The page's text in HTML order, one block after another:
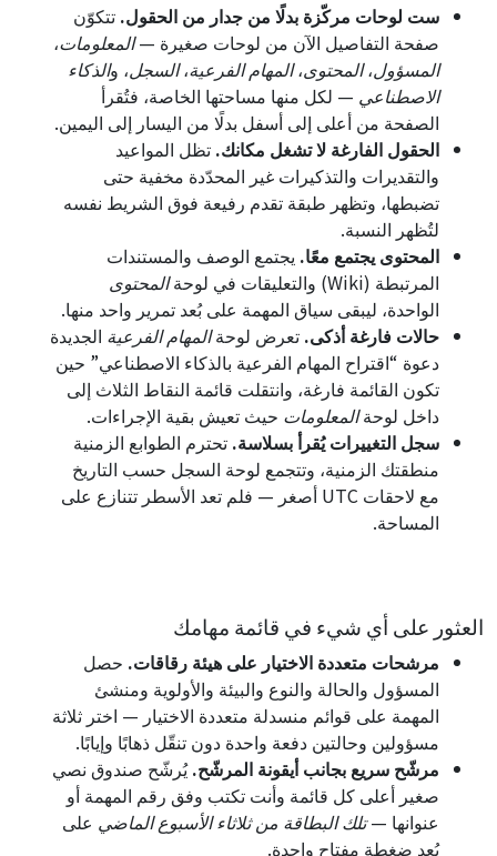
ست لوحات مركّزة بدلًا من جدار من الحقول. تتكوّن
صفحة التفاصيل الآن من لوحات صغيرة —المعلومات،
المسؤول،المحتوى،المهام الفرعية،السجل، والذكاء
الاصطناعي — لكل منها مساحتها الخاصة، فتُقرأ
الصفحة من أعلى إلى أسفل بدلًا من اليسار إلى اليمين.
الحقول الفارغة لا تشغل مكانك. تظل المواعيد
والتقديرات والتذكيرات غير المحدّدة مخفية حتى
تضبطها، وتظهر طبقة تقدم رفيعة فوق الشريط نفسه
لتُظهر النسبة.
المحتوى يجتمع معًا. يجتمع الوصف والمستندات
المرتبطة (Wiki) والتعليقات في لوحة
المحتوى
الواحدة، ليبقى سياق المهمة على بُعد تمرير واحد منها.
حالات فارغة أذكى. تعرض لوحةالمهام الفرعية الجديدة
دعوة “اقتراح المهام الفرعية بالذكاء الاصطناعي” حين
تكون القائمة فارغة، وانتقلت قائمة النقاط الثلاث إلى
داخل لوحةالمعلومات حيث تعيش بقية الإجراءات.
سجل التغييرات يُقرأ بسلاسة. تحترم الطوابع الزمنية
منطقتك الزمنية، وتتجمع لوحة السجل حسب التاريخ
مع لاحقات UTC أصغر — فلم تعد الأسطر تتنازع على
المساحة.
العثور على أي شيء في قائمة مهامك
مرشحات متعددة الاختيار على هيئة رقاقات. حصل
المسؤول والحالة والنوع والبيئة والأولوية ومنشئ
المهمة على قوائم منسدلة متعددة الاختيار — اختر ثلاثة
مسؤولين وحالتين دفعة واحدة دون تنقّل ذهابًا وإيابًا.
مرشّح سريع بجانب أيقونة المرشّح.يُرشّح صندوق نصي
صغير أعلى كل قائمة وأنت تكتب وفق رقم المهمة أو
عنوانها —تلك البطاقة من ثلاثاء الأسبوع الماضي على
بُعد ضغطة مفتاح واحدة.